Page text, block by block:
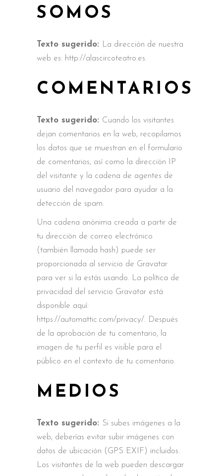
SOMOS
Texto sugerido: La dirección de nuestra
web es: http://alascircoteatro.es.
COMENTARIOS
Texto sugerido: Cuando los visitantes
dejan comentarios en la web, recopilamos
los datos que se muestran en el formulario
de comentarios, así como la dirección IP
del visitante y la cadena de agentes de
usuario del navegador para ayudar a la
detección de spam.
Una cadena anónima creada a partir de
tu dirección de correo electrónico
(también llamada hash) puede ser
proporcionada al servicio de Gravatar
para ver si la estás usando. La política de
privacidad del servicio Gravatar está
disponible aquí:
https://automattic.com/privacy/. Después
de la aprobación de tu comentario, la
imagen de tu perfil es visible para el
público en el contexto de tu comentario.
MEDIOS
Texto sugerido: Si subes imágenes a la
web, deberías evitar subir imágenes con
datos de ubicación (GPS EXIF) incluidos.
Los visitantes de la web pueden descargar